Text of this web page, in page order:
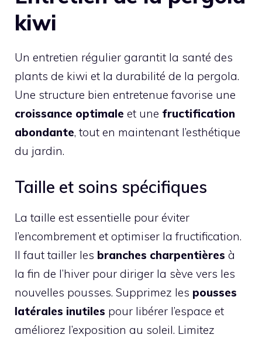
kiwi
Un entretien régulier garantit la santé des
plants de kiwi et la durabilité de la pergola.
Une structure bien entretenue favorise une
croissance optimale et une fructification
abondante, tout en maintenant l’esthétique
du jardin.
Taille et soins spécifiques
La taille est essentielle pour éviter
l’encombrement et optimiser la fructification.
Il faut tailler les branches charpentières à
la fin de l’hiver pour diriger la sève vers les
nouvelles pousses. Supprimez les pousses
latérales inutiles pour libérer l’espace et
améliorez l’exposition au soleil. Limitez